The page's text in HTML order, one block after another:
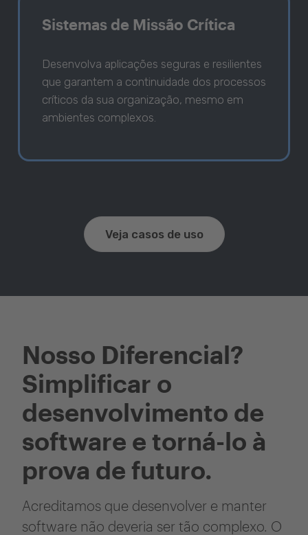
Sistemas de Missão Crítica
Desenvolva aplicações seguras e resilientes
que garantem a continuidade dos processos
críticos da sua organização, mesmo em
ambientes complexos.
Veja casos de uso
Nosso Diferencial?
Simplificar o
desenvolvimento de
software e torná-lo à
prova de futuro.
Acreditamos que desenvolver e manter
software não deveria ser tão complexo. O